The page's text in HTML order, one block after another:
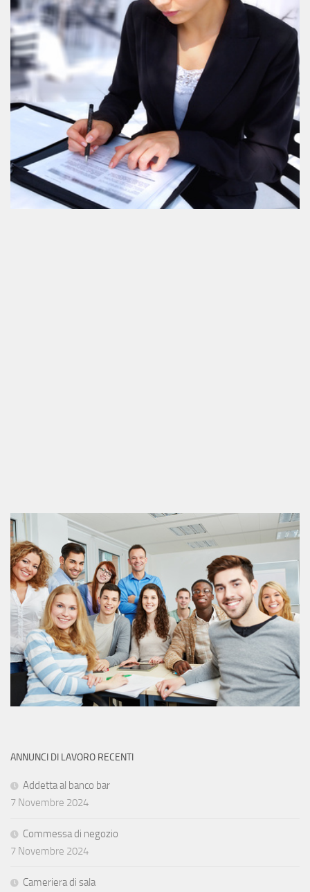
ANNUNCI DI LAVORO RECENTI
Addetta al banco bar
7 Novembre 2024
Commessa di negozio
7 Novembre 2024
Cameriera di sala